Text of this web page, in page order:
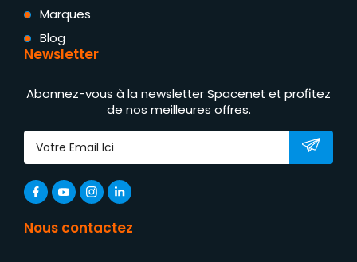
Marques
Blog
Newsletter
Abonnez-vous à la newsletter Spacenet et profitez
de nos meilleures offres.
Nous contactez